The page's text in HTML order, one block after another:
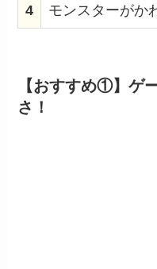
4 モンスターがか
【おすすめ①】ゲ
さ！